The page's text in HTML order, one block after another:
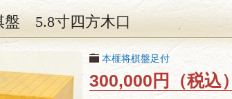
盤 5.8寸四方木口
本榧将棋盤足付
300,000円（税込）